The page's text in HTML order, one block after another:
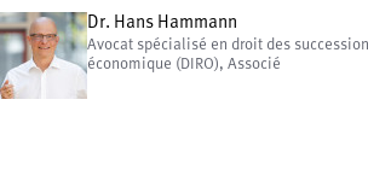
Dr. Hans Hammann
Avocat spécialisé en droit des
économique (DIRO), Associé